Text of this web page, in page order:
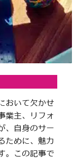
おいて欠かせ
業主、リフォ
、自身のサー
ために、魅力
。この記事で